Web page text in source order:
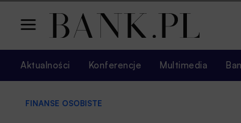
Aktualności Konferencje Multimedia
FINANSE OSOBISTE